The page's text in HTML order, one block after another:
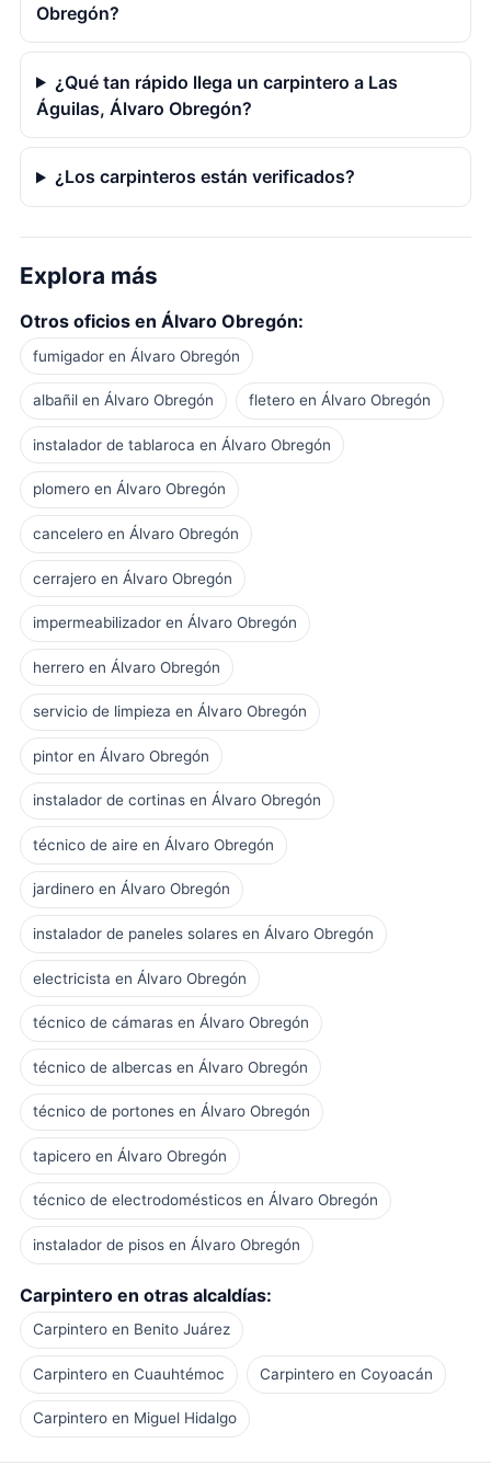
Obregón?
¿Qué tan rápido llega un carpintero a Las
Águilas, Álvaro Obregón?
¿Los carpinteros están verificados?
Explora más
Otros oficios en Álvaro Obregón:
fumigador en Álvaro Obregón
albañil en Álvaro Obregón fletero en Álvaro Obregón
instalador de tablaroca en Álvaro Obregón
plomero en Álvaro Obregón
cancelero en Álvaro Obregón
cerrajero en Álvaro Obregón
impermeabilizador en Álvaro Obregón
herrero en Álvaro Obregón
servicio de limpieza en Álvaro Obregón
pintor en Álvaro Obregón
instalador de cortinas en Álvaro Obregón
técnico de aire en Álvaro Obregón
jardinero en Álvaro Obregón
instalador de paneles solares en Álvaro Obregón
electricista en Álvaro Obregón
técnico de cámaras en Álvaro Obregón
técnico de albercas en Álvaro Obregón
técnico de portones en Álvaro Obregón
tapicero en Álvaro Obregón
técnico de electrodomésticos en Álvaro Obregón
instalador de pisos en Álvaro Obregón
Carpintero en otras alcaldías:
Carpintero en Benito Juárez
Carpintero en Cuauhtémoc Carpintero en Coyoacán
Carpintero en Miguel Hidalgo